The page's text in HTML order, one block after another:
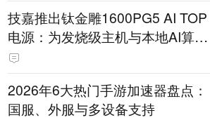
技嘉推出钛金雕1600PG5 AI TOP
电源：为发烧级主机与本地AI算力
打造旗舰供电方案
2026年6大热门手游加速器盘点：
国服、外服与多设备支持